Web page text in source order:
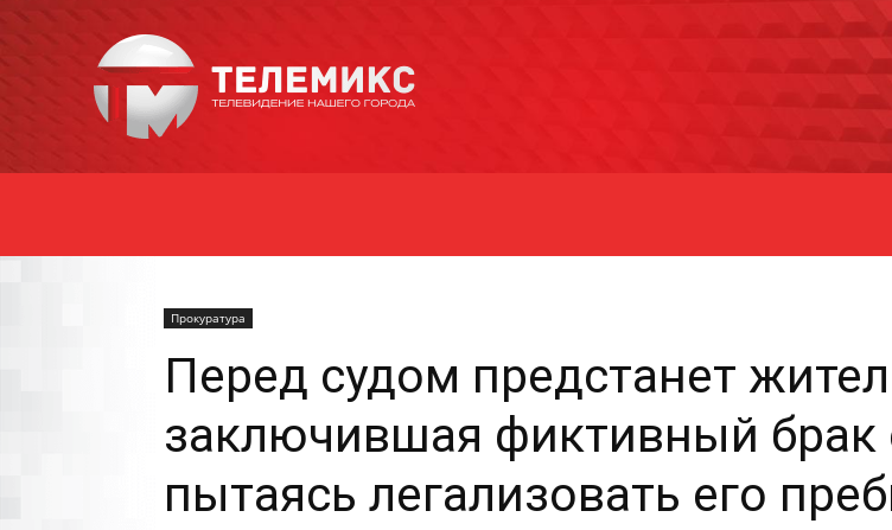
Уссурийска
Прокуратура
Перед судом предстанет
заключившая фиктивный брак
пытаясь легализовать его